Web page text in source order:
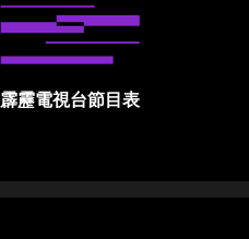
霹靂電視台節目表